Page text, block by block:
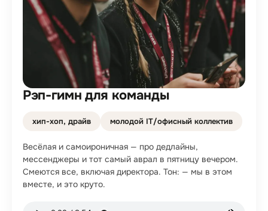
Рэп-гимн для команды
хип-хоп, драйв молодой IT/офисный коллектив
Весёлая и самоироничная — про дедлайны,
мессенджеры и тот самый аврал в пятницу вечером.
Смеются все, включая директора. Тон: — мы в этом
вместе, и это круто.